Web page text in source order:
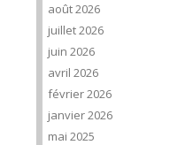
août 2026
juillet 2026
juin 2026
avril 2026
février 2026
janvier 2026
mai 2025